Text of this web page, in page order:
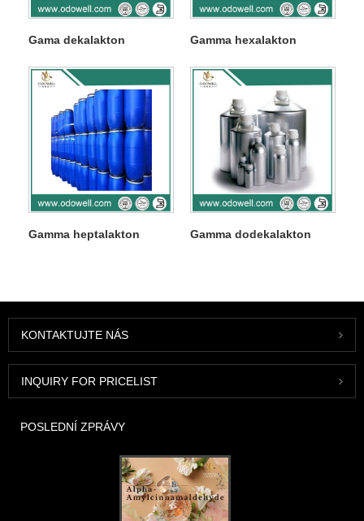
Gama dekalakton Gamma hexalakton
Gamma heptalakton Gamma dodekalakton
KONTAKTUJTE NÁS
INQUIRY FOR PRICELIST
POSLEDNÍ ZPRÁVY